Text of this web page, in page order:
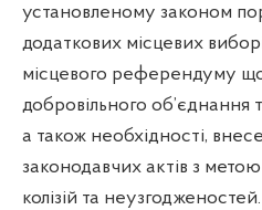
установленому законом
додаткових місцевих
місцевого референдуму
добровільного об’єднання
а також необхідності,
законодавчих актів з
колізій та неузгодженостей.